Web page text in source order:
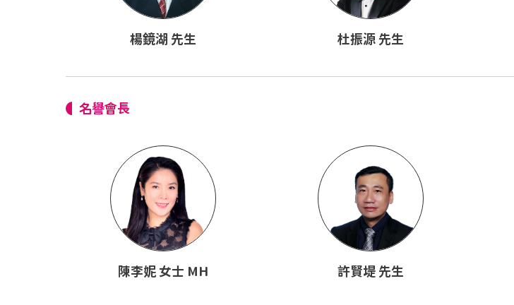
楊鏡湖 先生 杜振源 先生
名譽會長
陳李妮 女士 MH 許賢堤 先生